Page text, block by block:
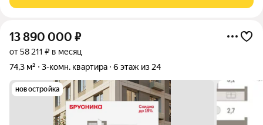
13 890 000 ₽
от 58 211 ₽ в месяц
74,3 м²
3-комн. квартира 6 этаж из 24
новостройка